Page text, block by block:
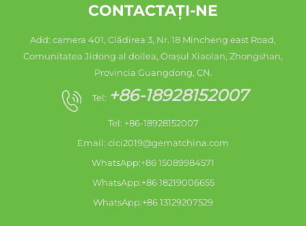
CONTACTAȚI-NE
Add: camera 401, Clădirea 3, Nr. 18 Mincheng east Road,
Comunitatea Jidong al doilea, Orașul Xiaolan, Zhongshan,
Provincia Guangdong, CN.
Tel: +86-18928152007
Tel: +86-18928152007
Email: cici2019@gematchina.com
WhatsApp:+86 15089984571
WhatsApp:+86 18219006655
WhatsApp:+86 13129207529